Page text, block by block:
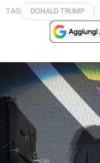
TAG DONALD TRUMP